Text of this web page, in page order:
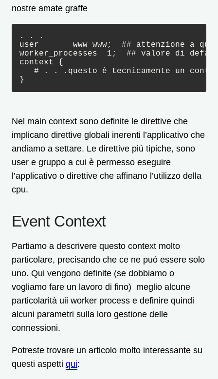
nostre amate graffe
. . .
user       www www;  ## attenzione a
worker_processes  1;  ## valore di
context {
# . . .questo è tecnicamente un
}
Nel main context sono definite le direttive che
implicano direttive globali inerenti l’applicativo che
andiamo a settare. Le direttive più tipiche, sono
user e gruppo a cui è permesso eseguire
l’applicativo o direttive che affinano l’utilizzo della
cpu.
Event Context
Partiamo a descrivere questo context molto
particolare, precisando che ce ne può essere solo
uno. Qui vengono definite (se dobbiamo o
vogliamo fare un lavoro di fino) meglio alcune
particolarità uii worker process e definire quindi
alcuni parametri sulla loro gestione delle
connessioni.
Potreste trovare un articolo molto interessante su
questi aspetti qui: